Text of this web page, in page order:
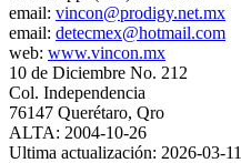
email: vincon@prodigy.net.mx
email: detecmex@hotmail.com
web: www.vincon.mx
10 de Diciembre No. 212
Col. Independencia
76147 Querétaro, Qro
ALTA: 2004-10-26
Ultima actualización: 2026-03-11